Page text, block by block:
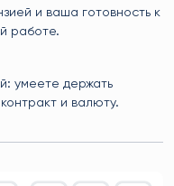
и ваша готовность к
работе.
умеете держать
и валюту.